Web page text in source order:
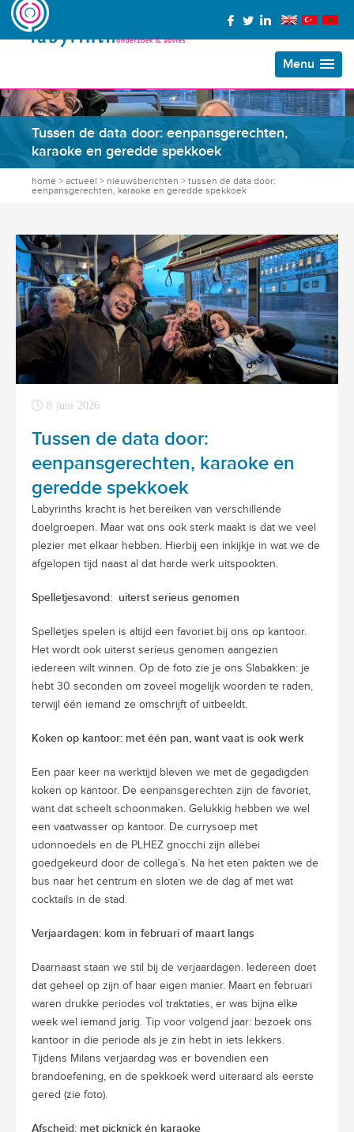
Menu
Tussen de data door: eenpansgerechten,
karaoke en geredde spekkoek
home > actueel > nieuwsberichten > tussen de data door:
eenpansgerechten, karaoke en geredde spekkoek
8 juni 2026
Tussen de data door:
eenpansgerechten, karaoke en
geredde spekkoek
Labyrinths kracht is het bereiken van verschillende
doelgroepen. Maar wat ons ook sterk maakt is dat we veel
plezier met elkaar hebben. Hierbij een inkijkje in wat we de
afgelopen tijd naast al dat harde werk uitspookten.
Spelletjesavond: uiterst serieus genomen
Spelletjes spelen is altijd een favoriet bij ons op kantoor.
Het wordt ook uiterst serieus genomen aangezien
iedereen wilt winnen. Op de foto zie je ons Slabakken: je
hebt 30 seconden om zoveel mogelijk woorden te raden,
terwijl één iemand ze omschrijft of uitbeeldt.
Koken op kantoor: met één pan, want vaat is ook werk
Een paar keer na werktijd bleven we met de gegadigden
koken op kantoor. De eenpansgerechten zijn de favoriet,
want dat scheelt schoonmaken. Gelukkig hebben we wel
een vaatwasser op kantoor. De currysoep met
udonnoedels en de PLHEZ gnocchi zijn allebei
goedgekeurd door de collega’s. Na het eten pakten we de
bus naar het centrum en sloten we de dag af met wat
cocktails in de stad.
Verjaardagen: kom in februari of maart langs
Daarnaast staan we stil bij de verjaardagen. Iedereen doet
dat geheel op zijn of haar eigen manier. Maart en februari
waren drukke periodes vol traktaties, er was bijna elke
week wel iemand jarig. Tip voor volgend jaar: bezoek ons
kantoor in die periode als je zin hebt in iets lekkers.
Tijdens Milans verjaardag was er bovendien een
brandoefening, en de spekkoek werd uiteraard als eerste
gered (zie foto).
Afscheid: met picknick én karaoke